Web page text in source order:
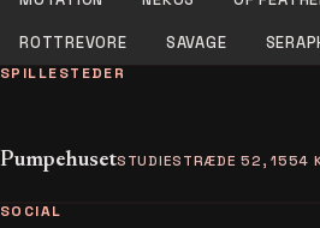
ROTTREVORE SAVAGE
SPILLESTEDER
PumpehusetSTUDIESTRÆDE 52, 1554
SOCIAL